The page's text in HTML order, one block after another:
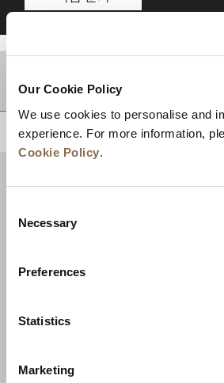
Our Cookie Policy
We use cookies to personalise and
experience. For more information,
Cookie Policy.
Selection
Necessary
Preferences
Statistics
Marketing
적지